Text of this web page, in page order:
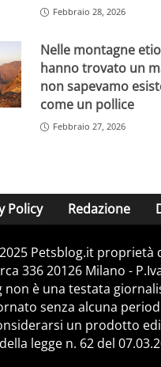
Febbraio 28, 2026
Nelle montagne
hanno trovato un
non sapevamo
come un pollice
Febbraio 27, 2026
Policy Redazione
Petsblog.it proprietà
336 20126 Milano -
non è una testata
senza alcuna
un prodotto
della legge n. 62 del